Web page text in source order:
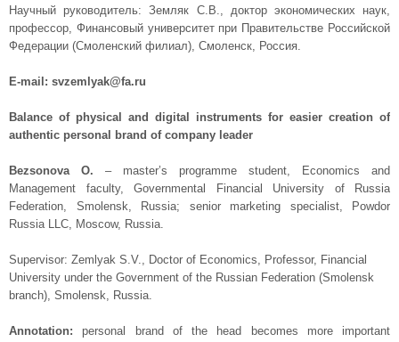
Научный руководитель: Земляк С.В., доктор экономических наук,
профессор, Финансовый университет при Правительстве Российской
Федерации (Смоленский филиал), Смоленск, Россия.
E-mail: svzemlyak@fa.ru
Balance of physical and digital instruments for easier creation of
authentic personal brand of company leader
Bezsonova O. – master’s programme student, Economics and
Management faculty, Governmental Financial University of Russia
Federation, Smolensk, Russia; senior marketing specialist, Powdor
Russia LLC, Moscow, Russia.
Supervisor: Zemlyak S.V., Doctor of Economics, Professor, Financial
University under the Government of the Russian Federation (Smolensk
branch), Smolensk, Russia.
Annotation: personal brand of the head becomes more important